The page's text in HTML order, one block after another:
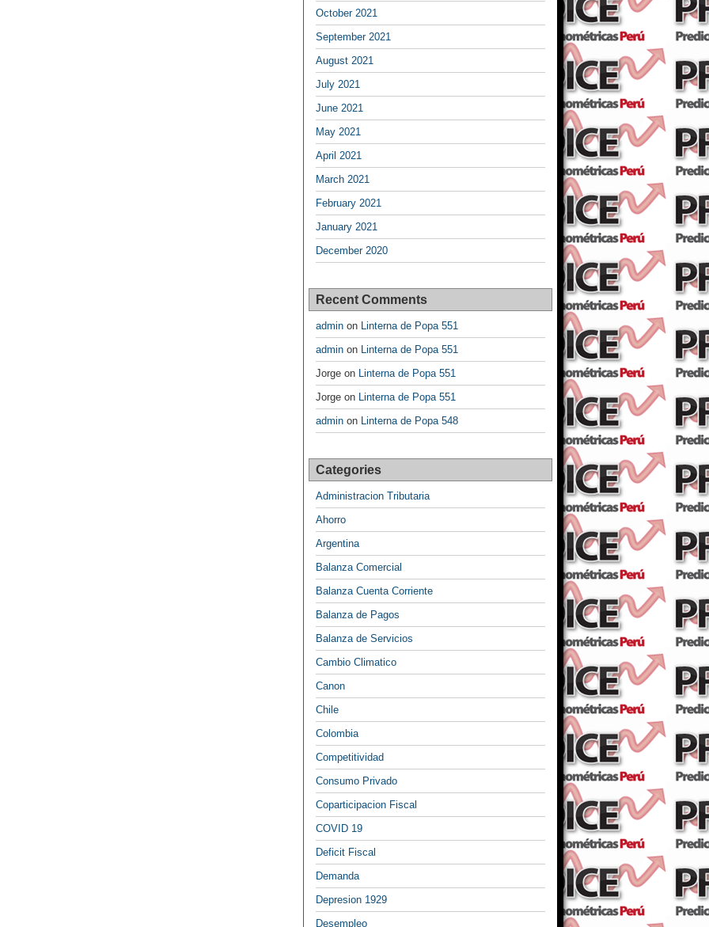
October 2021
September 2021
August 2021
July 2021
June 2021
May 2021
April 2021
March 2021
February 2021
January 2021
December 2020
Recent Comments
admin on Linterna de Popa 551
admin on Linterna de Popa 551
Jorge on Linterna de Popa 551
Jorge on Linterna de Popa 551
admin on Linterna de Popa 548
Categories
Administracion Tributaria
Ahorro
Argentina
Balanza Comercial
Balanza Cuenta Corriente
Balanza de Pagos
Balanza de Servicios
Cambio Climatico
Canon
Chile
Colombia
Competitividad
Consumo Privado
Coparticipacion Fiscal
COVID 19
Deficit Fiscal
Demanda
Depresion 1929
Desempleo